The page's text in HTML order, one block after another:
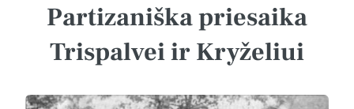
Partizaniška priesaika
Trispalvei ir Kryželiui